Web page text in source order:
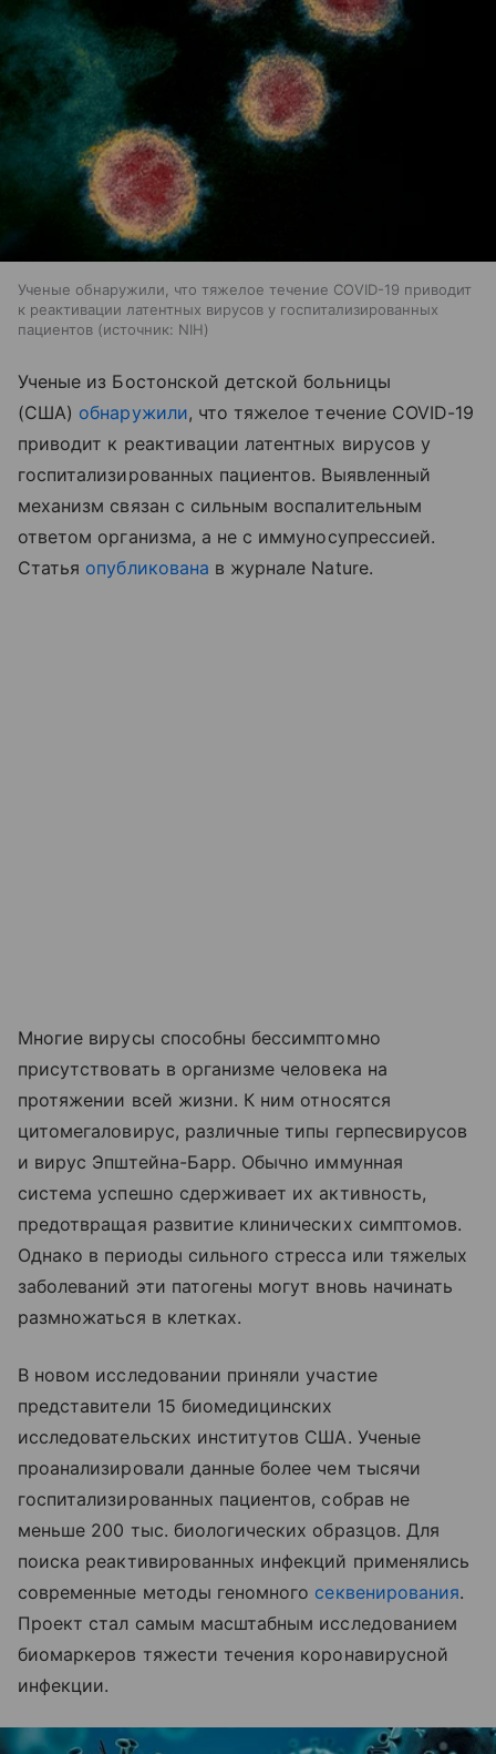
Ученые обнаружили, что тяжелое течение COVID-19 приводит
к реактивации латентных вирусов у госпитализированных
пациентов
источник: NIH
Ученые из Бостонской детской больницы
(США) обнаружили, что тяжелое течение COVID-19
приводит к реактивации латентных вирусов у
госпитализированных пациентов. Выявленный
механизм связан с сильным воспалительным
ответом организма, а не с иммуносупрессией.
Статья опубликована в журнале Nature.
Многие вирусы способны бессимптомно
присутствовать в организме человека на
протяжении всей жизни. К ним относятся
цитомегаловирус, различные типы герпесвирусов
и вирус Эпштейна-Барр. Обычно иммунная
система успешно сдерживает их активность,
предотвращая развитие клинических симптомов.
Однако в периоды сильного стресса или тяжелых
заболеваний эти патогены могут вновь начинать
размножаться в клетках.
В новом исследовании приняли участие
представители 15 биомедицинских
исследовательских институтов США. Ученые
проанализировали данные более чем тысячи
госпитализированных пациентов, собрав не
меньше 200 тыс. биологических образцов. Для
поиска реактивированных инфекций применялись
современные методы геномного секвенирования.
Проект стал самым масштабным исследованием
биомаркеров тяжести течения коронавирусной
инфекции.